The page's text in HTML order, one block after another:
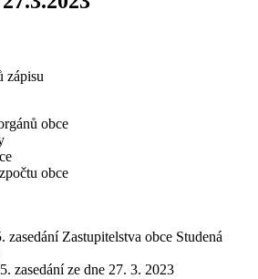
zápisu
obce
obce
zasedání Zastupitelstva obce Studená
zasedání ze dne 27. 3. 2023